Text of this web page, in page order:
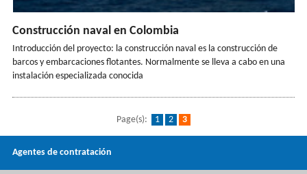
Construcción naval en Colombia
Introducción del proyecto: la construcción naval es la construcción de
barcos y embarcaciones flotantes. Normalmente se lleva a cabo en una
instalación especializada conocida
Page(s): 1 2 3
Agentes de contratación